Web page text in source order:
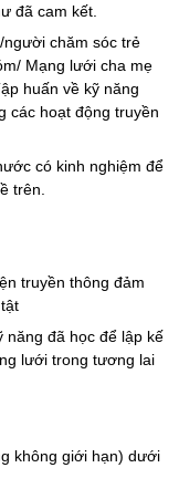
đã cam kết.
chăm sóc trẻ
Mạng lưới cha mẹ
huấn về kỹ năng
các hoạt động truyền
có kinh nghiệm để
trên.
truyền thông đảm
năng đã học để lập kế
lưới trong tương lai
không giới hạn) dưới